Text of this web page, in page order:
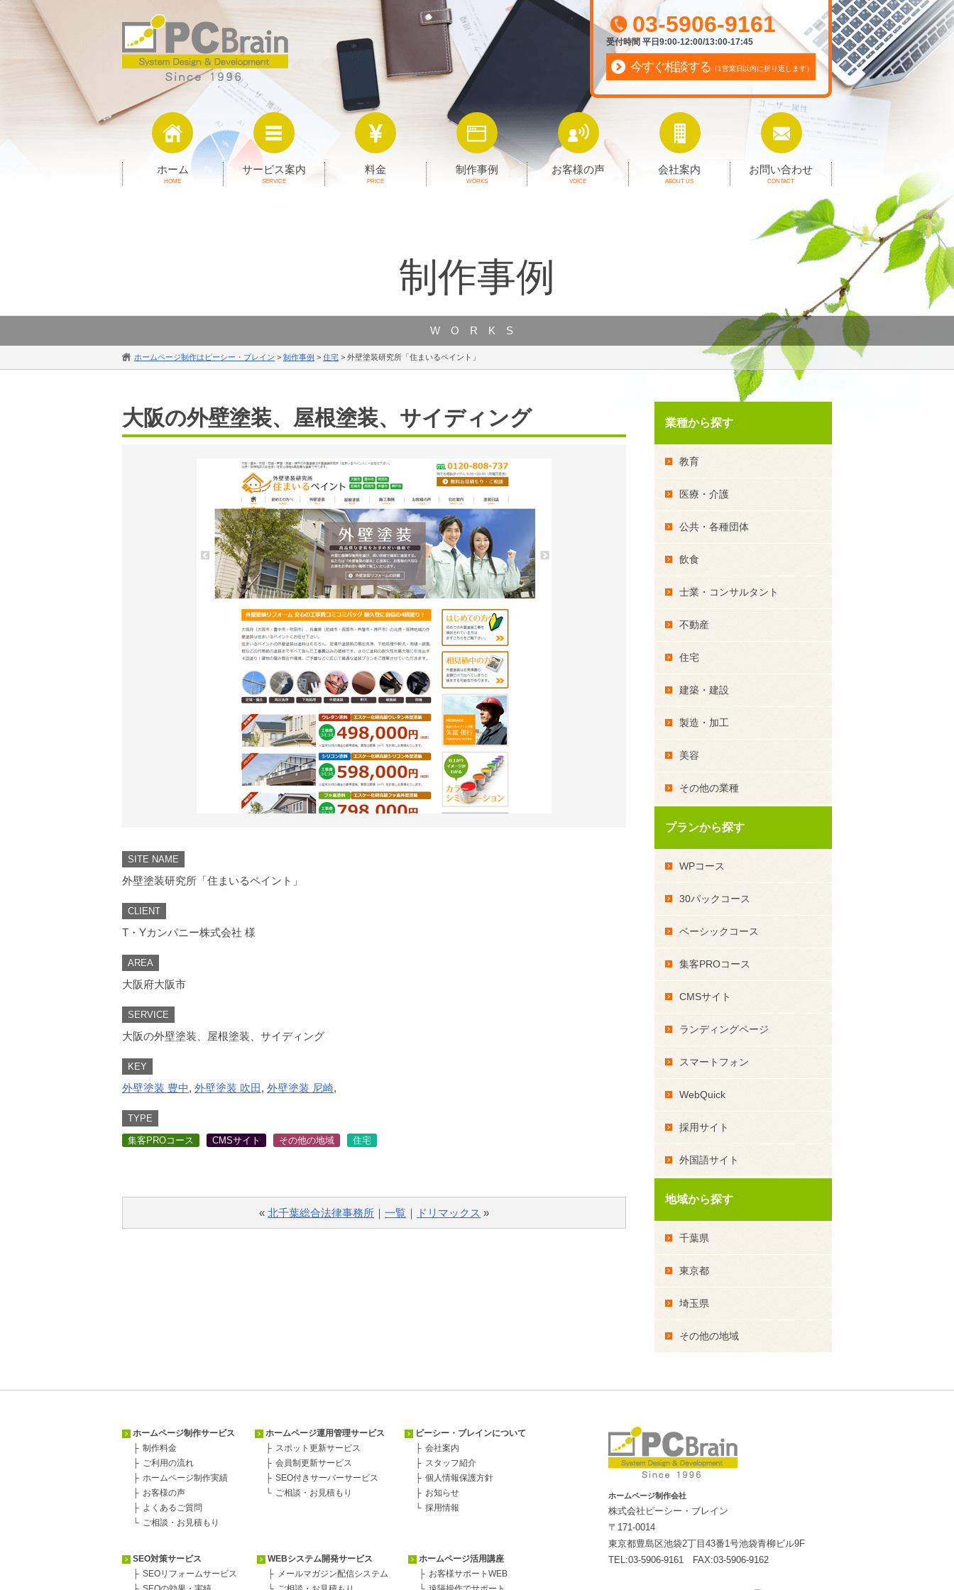
03-5906-9161
受付時間 平日9:00-12:00/13:00-17:45
今すぐ相談する（1営業日以内に折り返します）
ホーム
HOME
サービス案内
SERVICE
料金
PRICE
制作事例
WORKS
お客様の声
VOICE
会社案内
ABOUT US
お問い合わせ
CONTACT
制作事例
WORKS
ホームページ制作はピーシー・ブレイン > 制作事例 > 住宅 > 外壁塗装研究所「住まいるペイント」
大阪の外壁塗装、屋根塗装、サイディング
SITE NAME
外壁塗装研究所「住まいるペイント」
CLIENT
T・Yカンパニー株式会社 様
AREA
大阪府大阪市
SERVICE
大阪の外壁塗装、屋根塗装、サイディング
KEY
外壁塗装 豊中, 外壁塗装 吹田, 外壁塗装 尼崎,
TYPE
集客PROコース CMSサイト その他の地域 住宅
« 北千葉総合法律事務所 ｜ 一覧 ｜ ドリマックス »
業種から探す
教育
医療・介護
公共・各種団体
飲食
士業・コンサルタント
不動産
住宅
建築・建設
製造・加工
美容
その他の業種
プランから探す
WPコース
30パックコース
ベーシックコース
集客PROコース
CMSサイト
ランディングページ
スマートフォン
WebQuick
採用サイト
外国語サイト
地域から探す
千葉県
東京都
埼玉県
その他の地域
ホームページ制作サービス
制作料金
ご利用の流れ
ホームページ制作実績
お客様の声
よくあるご質問
ご相談・お見積もり
ホームページ運用管理サービス
スポット更新サービス
会員制更新サービス
SEO付きサーバーサービス
ご相談・お見積もり
ピーシー・ブレインについて
会社案内
スタッフ紹介
個人情報保護方針
お知らせ
採用情報
SEO対策サービス
SEOリフォームサービス
WEBシステム開発サービス
メールマガジン配信システム
ホームページ活用講座
お客様サポートWEB
ホームページ制作会社
株式会社ピーシー・ブレイン
〒171-0014
東京都豊島区池袋2丁目43番1号池袋青柳ビル9F
TEL:03-5906-9161 FAX:03-5906-9162